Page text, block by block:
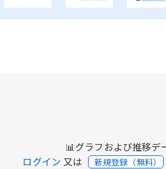
📊グラフおよび推移デ
ログイン 又は 新規登録（無料）